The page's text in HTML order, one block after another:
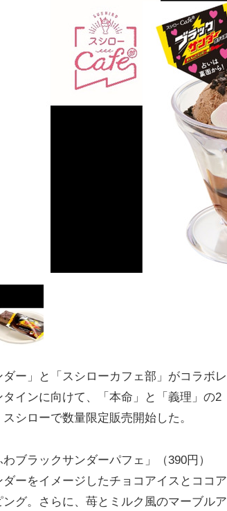
ー」と「スシローカフェ部」がコラボレ
インに向けて、「本命」と「義理」の2
シローで数量限定販売開始した。
ブラックサンダーパフェ」（390円）
ーをイメージしたチョコアイスとココア
グ。さらに、苺とミルク風のマーブルア